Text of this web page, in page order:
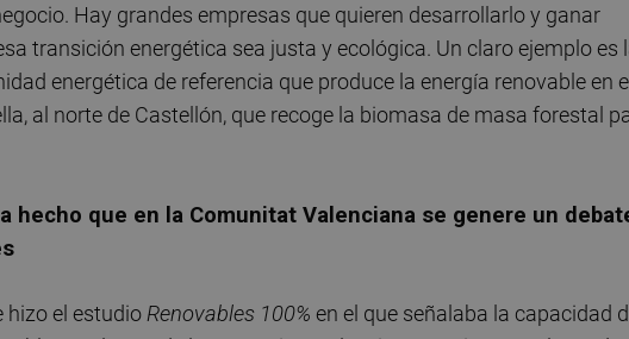
Hay grandes empresas que quieren desarrollarlo y ganar
transición energética sea justa y ecológica. Un claro ejemplo es
energética de referencia que produce la energía renovable en el
al norte de Castellón, que recoge la biomasa de masa forestal
hecho que en la Comunitat Valenciana se genere un
hizo el estudio Renovables 100% en el que señalaba la capacidad